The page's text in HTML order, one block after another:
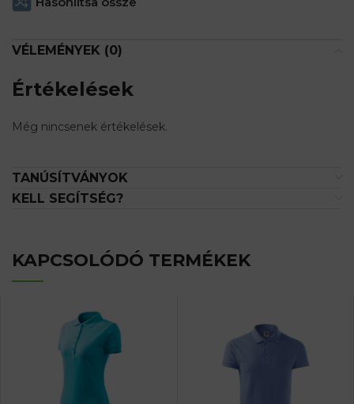
VÉLEMÉNYEK (0)
Értékelések
Még nincsenek értékelések.
TANÚSÍTVÁNYOK
KELL SEGÍTSÉG?
KAPCSOLÓDÓ TERMÉKEK